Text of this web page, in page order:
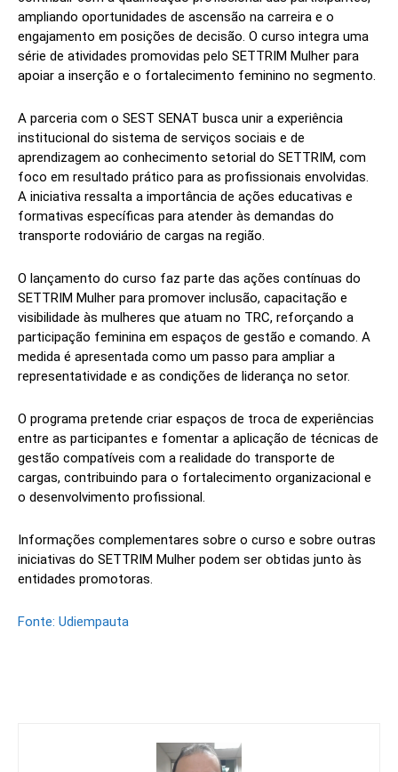
ampliando oportunidades de ascensão na carreira e o
engajamento em posições de decisão. O curso integra uma
série de atividades promovidas pelo SETTRIM Mulher para
apoiar a inserção e o fortalecimento feminino no segmento.
A parceria com o SEST SENAT busca unir a experiência
institucional do sistema de serviços sociais e de
aprendizagem ao conhecimento setorial do SETTRIM, com
foco em resultado prático para as profissionais envolvidas.
A iniciativa ressalta a importância de ações educativas e
formativas específicas para atender às demandas do
transporte rodoviário de cargas na região.
O lançamento do curso faz parte das ações contínuas do
SETTRIM Mulher para promover inclusão, capacitação e
visibilidade às mulheres que atuam no TRC, reforçando a
participação feminina em espaços de gestão e comando. A
medida é apresentada como um passo para ampliar a
representatividade e as condições de liderança no setor.
O programa pretende criar espaços de troca de experiências
entre as participantes e fomentar a aplicação de técnicas de
gestão compatíveis com a realidade do transporte de
cargas, contribuindo para o fortalecimento organizacional e
o desenvolvimento profissional.
Informações complementares sobre o curso e sobre outras
iniciativas do SETTRIM Mulher podem ser obtidas junto às
entidades promotoras.
Fonte: Udiempauta